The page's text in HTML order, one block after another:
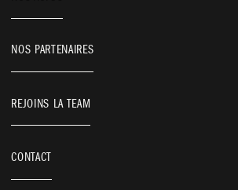
CENTRAL CHAPELLE
VOS BESOINS
NOS PARTENAIRES
REJOINS LA TEAM
CONTACT